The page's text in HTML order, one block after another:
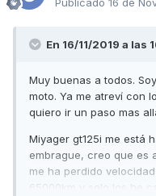
Publicado 16 de
En 16/11/2019 a las
Muy buenas a todos.
moto. Ya me atreví con
quiero ir un paso mas
Miyager gt125i me está
embrague, creo que es
me ha perdido
65000km y solo los he